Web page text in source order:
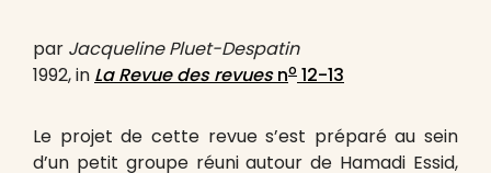
par Jacqueline Pluet-Despatin
1992, in La Revue des revuesno 12-13
Le projet de cette revue s’est préparé au sein
d’un petit groupe réuni autour de Hamadi Essid,